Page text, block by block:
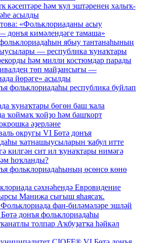
кәсептәре һәм ҡул эштәренең халыҡ-
асылды
«Фольклориаданы асыу
донъя кимәлендәге тамаша»
ябыу тантанаһының
— республика ҡунаҡтары
һәм милли костюмдар парады
төп майҙансығы —
йөрәге» асылды
фольклориадаһы республика буйлап
ҡунаҡтары бөгөн баш ҡала
ҡоймаҡ ҡойҙо һәм башҡорт
әҙерләне
округы VI Бөтә донъя
ҡатнашыусыларын ҡабул итте
килгән сит ил ҡунаҡтары нимәгә
һоҡланды?
фольклориадаһының өсөнсө көнө
сәхнәһендә Евровидение
Манижа сығыш яһаясаҡ.
фан-биләмәләре эшләй
донъя фольклориадаһы
толпар Аҡбуҙатҡа һәйкәл